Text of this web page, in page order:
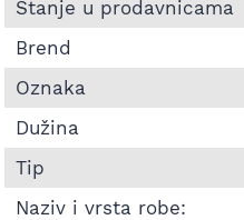
Stanje u prodavnicama
Brend
Oznaka
Dužina
Tip
Naziv i vrsta robe: